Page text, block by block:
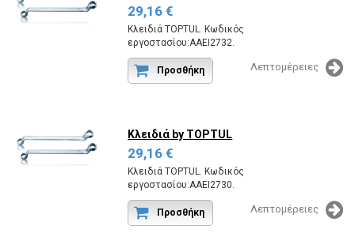
29,16 €
Κλειδιά TOPTUL. Κωδικός
εργοστασίου:AAEI2732.
Προσθήκη Λεπτομέρειες
Κλειδιά by TOPTUL
29,16 €
Κλειδιά TOPTUL. Κωδικός
εργοστασίου:AAEI2730.
Προσθήκη Λεπτομέρειες